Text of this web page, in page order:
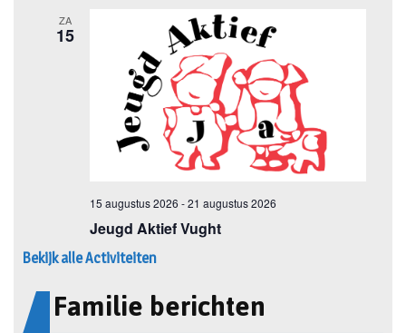
Bekijk alle Activiteiten
Familie berichten